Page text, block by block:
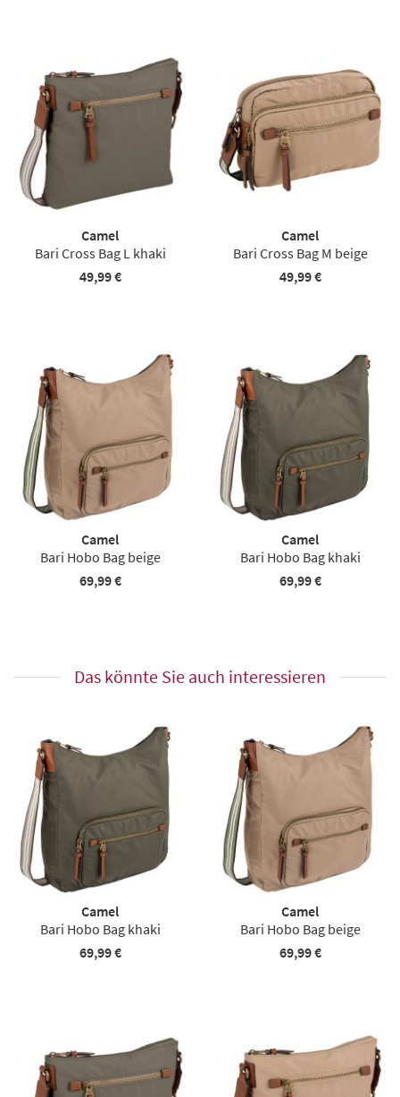
Camel
Bari Cross Bag L khaki
49,99 €
Camel
Bari Cross Bag M beige
49,99 €
Camel
Bari Hobo Bag beige
69,99 €
Camel
Bari Hobo Bag khaki
69,99 €
Das könnte Sie auch interessieren
Camel
Bari Hobo Bag khaki
69,99 €
Camel
Bari Hobo Bag beige
69,99 €